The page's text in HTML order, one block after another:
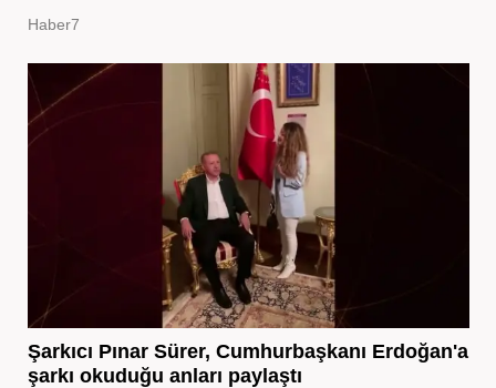
Haber7
Şarkıcı Pınar Sürer, Cumhurbaşkanı Erdoğan'a
şarkı okuduğu anları paylaştı